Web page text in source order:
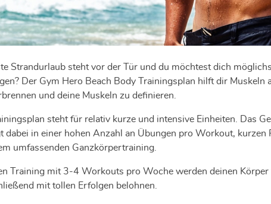
Strandurlaub steht vor der Tür und du möchtest dich
Der Gym Hero Beach Body Trainingsplan hilft dir Muskeln
und deine Muskeln zu definieren.
steht für relativ kurze und intensive Einheiten. Das
dabei in einer hohen Anzahl an Übungen pro Workout, kurzen
umfassenden Ganzkörpertraining.
Training mit 3-4 Workouts pro Woche werden deinen Körper
mit tollen Erfolgen belohnen.